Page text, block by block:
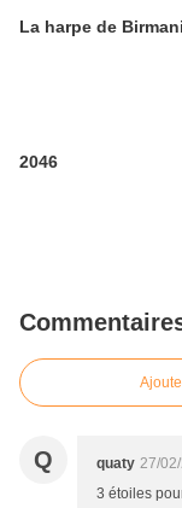
La harpe de
2046
Q quaty 27/
3 étoiles